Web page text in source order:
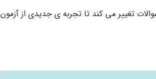
با هر بار رفرش صفحه، چینش سوالات تغییر می کند تا تجربه ی جدیدی از آزمون